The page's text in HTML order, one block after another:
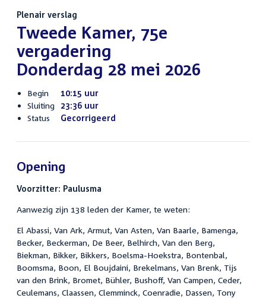
Plenair verslag
Tweede Kamer, 75e
vergadering
Donderdag 28 mei 2026
Begin
10:15 uur
Sluiting
23:36 uur
Status
Gecorrigeerd
Opening
Voorzitter: Paulusma
Aanwezig zijn 138 leden der Kamer, te weten:
El Abassi, Van Ark, Armut, Van Asten, Van Baarle, Bamenga,
Becker, Beckerman, De Beer, Belhirch, Van den Berg,
Biekman, Bikker, Bikkers, Boelsma-Hoekstra, Bontenbal,
Boomsma, Boon, El Boujdaini, Brekelmans, Van Brenk, Tijs
van den Brink, Bromet, Bühler, Bushoff, Van Campen, Ceder,
Ceulemans, Claassen, Clemminck, Coenradie, Dassen, Tony